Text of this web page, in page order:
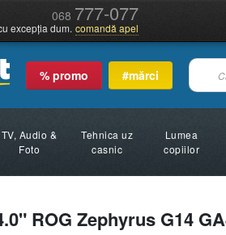
068 777-077
excepția dum. comandă apel
% promo #mărci
TV, Audio &
Foto
Tehnica uz
casnic
Lumea
copiilor
ROG Zephyrus G14